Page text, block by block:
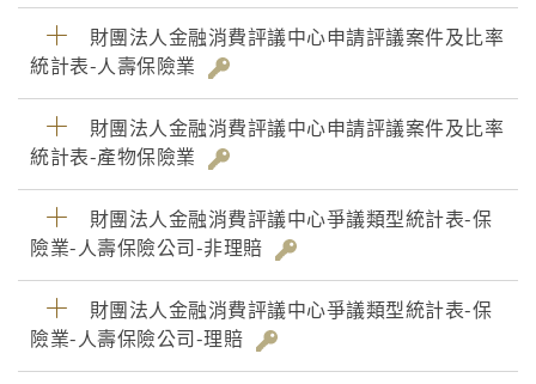
財團法人金融消費評議中心申請評議案件及比率
統計表-人壽保險業
財團法人金融消費評議中心申請評議案件及比率
統計表-產物保險業
財團法人金融消費評議中心爭議類型統計表-保
險業-人壽保險公司-非理賠
財團法人金融消費評議中心爭議類型統計表-保
險業-人壽保險公司-理賠